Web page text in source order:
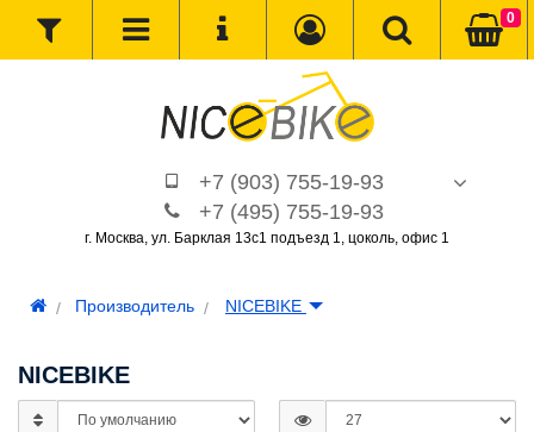
+7 (903) 755-19-93
+7 (495) 755-19-93
г. Москва, ул. Барклая 13с1 подъезд 1, цоколь, офис 1
0
Производитель NICEBIKE
NICEBIKE